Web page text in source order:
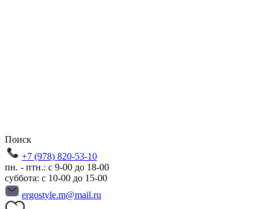
Поиск
+7 (978) 820-53-10
пн. - птн.: с 9-00 до 18-00
суббота: с 10-00 до 15-00
ergostyle.m@mail.ru